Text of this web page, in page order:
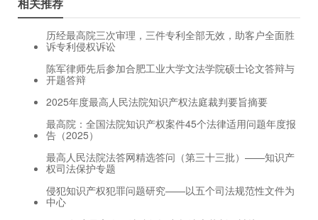
相关推荐
历经最高院三次审理，三件专利全部无效，助客户全面胜
诉专利侵权诉讼
陈军律师先后参加合肥工业大学文法学院硕士论文答辩与
开题答辩
2025年度最高人民法院知识产权法庭裁判要旨摘要
最高院：全国法院知识产权案件45个法律适用问题年度报
告（2025）
最高人民法院法答网精选答问（第三十三批）——知识产
权司法保护专题
侵犯知识产权犯罪问题研究——以五个司法规范性文件为
中心